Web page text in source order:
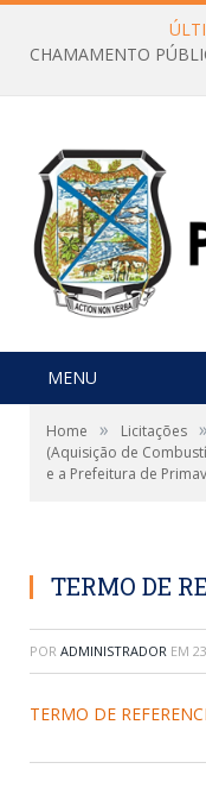
MENU
Home » Licitações »
(Aquisição de
e a Prefeitura de
TERMO DE
POR ADMINISTRADOR EM
TERMO DE